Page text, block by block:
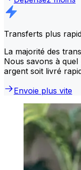
Transferts plus
La majorité des
Nous savons à
argent soit livré
Envoie plus vite